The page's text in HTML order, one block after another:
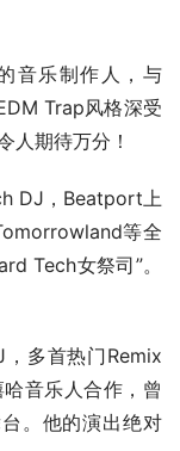
音乐制作人，与
Trap风格深受
人期待万分！
DJ，Beatport上
等全
Tech女祭司”。
多首热门Remix
音乐人合作，曾
。他的演出绝对